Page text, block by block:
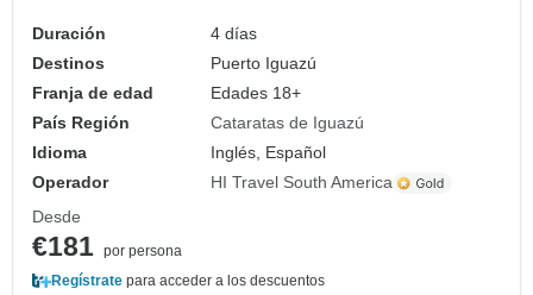
Duración
4 días
Destinos
Puerto Iguazú
Franja de edad
Edades 18+
País Región
Cataratas de Iguazú
Idioma
Inglés, Español
Operador
HI Travel South America
Desde
€181 por persona
Regístrate para acceder a los descuentos